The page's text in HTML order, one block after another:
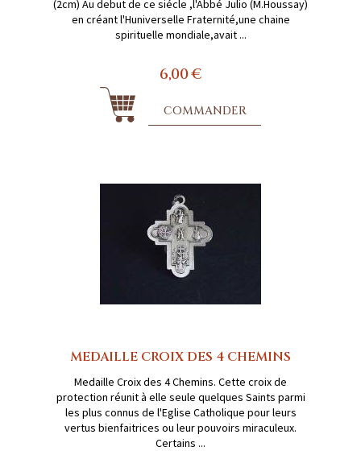
(2cm) Au debut de ce siécle ,l'Abbé Julio (M.Houssay)
en créant l'Huniverselle Fraternité,une chaine
spirituelle mondiale,avait ...
6,00 €
COMMANDER
MEDAILLE CROIX DES 4 CHEMINS
Medaille Croix des 4 Chemins. Cette croix de
protection réunit à elle seule quelques Saints parmi
les plus connus de l'Eglise Catholique pour leurs
vertus bienfaitrices ou leur pouvoirs miraculeux.
Certains ...